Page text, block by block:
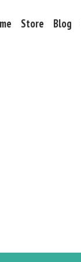
Store Blog